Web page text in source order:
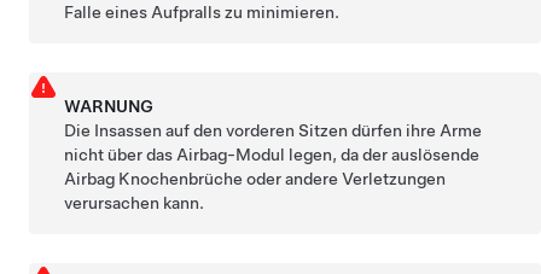
Falle eines Aufpralls zu minimieren.
WARNUNG
Die Insassen auf den vorderen Sitzen dürfen ihre Arme
nicht über das Airbag-Modul legen, da der auslösende
Airbag Knochenbrüche oder andere Verletzungen
verursachen kann.